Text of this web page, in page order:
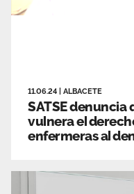
11.06.24 ALBACETE
SATSE denuncia
vulnera el
enfermeras al